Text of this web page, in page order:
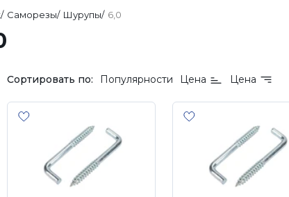
/ Саморезы/ Шурупы/ 6,0
Сортировать по: Популярности Цена Цена